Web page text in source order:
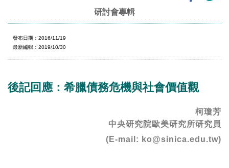
研討會專輯
發布日期：2016/11/19
最新編輯：2019/10/30
後記回應：希臘債務危機與社會價值觀
柯瓊芳
中央研究院歐美研究所研究員
(E-mail: ko@sinica.edu.tw)